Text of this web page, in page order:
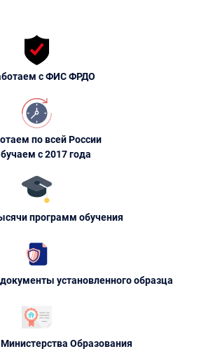
с ФИС ФРДО
по всей России
с 2017 года
программ обучения
установленного образца
Образования